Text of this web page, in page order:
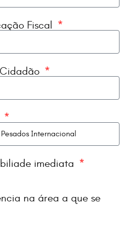
Fiscal
imediata
na área a que se